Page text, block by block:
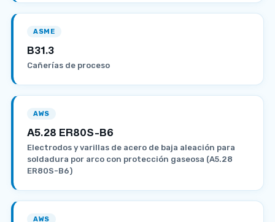
ASME
B31.3
Cañerías de proceso
AWS
A5.28 ER80S-B6
Electrodos y varillas de acero de baja aleación para
soldadura por arco con protección gaseosa (A5.28
ER80S-B6)
AWS